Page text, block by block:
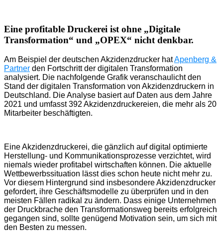
Eine profitable Druckerei ist ohne „Digitale
Transformation“ und „OPEX“ nicht denkbar.
Am Beispiel der deutschen Akzidenzdrucker hatApenberg &
Partner den Fortschritt der digitalen Transformation
analysiert. Die nachfolgende Grafik veranschaulicht den
Stand der digitalen Transformation von Akzidenzdruckern in
Deutschland. Die Analyse basiert auf Daten aus dem Jahre
2021 und umfasst 392 Akzidenzdruckereien, die mehr als 20
Mitarbeiter beschäftigten.
Eine Akzidenzdruckerei, die gänzlich auf digital optimierte
Herstellung- und Kommunikationsprozesse verzichtet, wird
niemals wieder profitabel wirtschaften können. Die aktuelle
Wettbewerbssituation lässt dies schon heute nicht mehr zu.
Vor diesem Hintergrund sind insbesondere Akzidenzdrucker
gefordert, ihre Geschäftsmodelle zu überprüfen und in den
meisten Fällen radikal zu ändern. Dass einige Unternehmen
der Druckbrache den Transformationsweg bereits erfolgreich
gegangen sind, sollte genügend Motivation sein, um sich mit
den Besten zu messen.